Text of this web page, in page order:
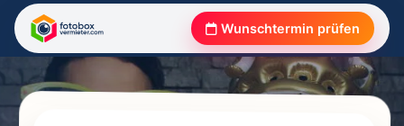
Wunschtermin prüfen